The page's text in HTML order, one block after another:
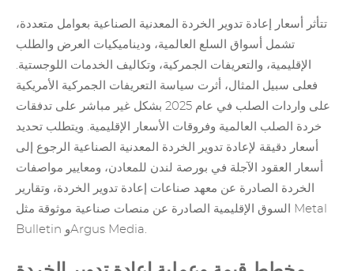
تتأثر أسعار إعادة تدوير الخردة المعدنية الصناعية بعوامل متعددة،
تشمل أسواق السلع العالمية، وديناميكيات العرض والطلب
الإقليمية، والتعريفات الجمركية، وتكاليف الخدمات اللوجستية.
فعلى سبيل المثال، أثرت سياسة التعريفات الجمركية الأمريكية
على واردات الصلب في عام 2025 بشكل غير مباشر على تدفقات
خردة الصلب العالمية وفروقات الأسعار الإقليمية. ويتطلب تحديد
أسعار دقيقة لإعادة تدوير الخردة المعدنية الصناعية الرجوع إلى
أسعار العقود الآجلة في بورصة لندن للمعادن، ومعايير مواصفات
الخردة الصادرة عن معهد صناعات إعادة تدوير الخردة، وتقارير
السوق الإقليمية الصادرة عن منصات صناعية موثوقة مثل Metal
Bulletin وArgus Media.